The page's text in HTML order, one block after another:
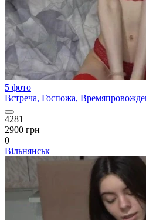
5 фото
Встреча, Госпожа,
4281
2900 грн
0
Вільнянськ